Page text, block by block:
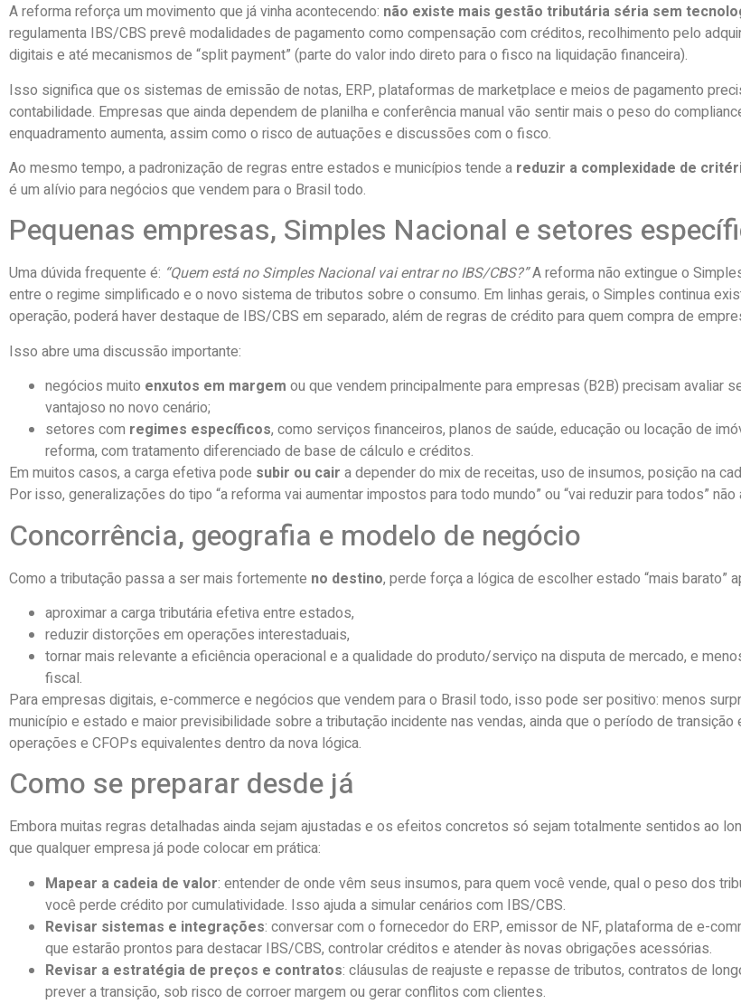
A reforma reforça um movimento que já vinha acontecendo: não existe mais gestão tributária séria sem
regulamenta IBS/CBS prevê modalidades de pagamento como compensação com créditos, recolhimento pelo
digitais e até mecanismos de “split payment” (parte do valor indo direto para o fisco na liquidação financeira).
Isso significa que os sistemas de emissão de notas, ERP, plataformas de marketplace e meios de pagamento
contabilidade. Empresas que ainda dependem de planilha e conferência manual vão sentir mais o peso do
enquadramento aumenta, assim como o risco de autuações e discussões com o fisco.
Ao mesmo tempo, a padronização de regras entre estados e municípios tende a reduzir a complexidade de
é um alívio para negócios que vendem para o Brasil todo.
Pequenas empresas, Simples Nacional e setores
Uma dúvida frequente é: “Quem está no Simples Nacional vai entrar no IBS/CBS?”A reforma não extingue o
entre o regime simplificado e o novo sistema de tributos sobre o consumo. Em linhas gerais, o Simples continua
operação, poderá haver destaque de IBS/CBS em separado, além de regras de crédito para quem compra de
Isso abre uma discussão importante:
negócios muito enxutos em margem ou que vendem principalmente para empresas (B2B) precisam avaliar
vantajoso no novo cenário;
setores com regimes específicos, como serviços financeiros, planos de saúde, educação ou locação de
reforma, com tratamento diferenciado de base de cálculo e créditos.
Em muitos casos, a carga efetiva pode subir ou cair a depender do mix de receitas, uso de insumos, posição na
Por isso, generalizações do tipo “a reforma vai aumentar impostos para todo mundo” ou “vai reduzir para todos”
Concorrência, geografia e modelo de negócio
Como a tributação passa a ser mais fortemente no destino, perde força a lógica de escolher estado “mais barato”
aproximar a carga tributária efetiva entre estados,
reduzir distorções em operações interestaduais,
tornar mais relevante a eficiência operacional e a qualidade do produto/serviço na disputa de mercado, e
fiscal.
Para empresas digitais, e-commerce e negócios que vendem para o Brasil todo, isso pode ser positivo: menos
município e estado e maior previsibilidade sobre a tributação incidente nas vendas, ainda que o período de
operações e CFOPs equivalentes dentro da nova lógica.
Como se preparar desde já
Embora muitas regras detalhadas ainda sejam ajustadas e os efeitos concretos só sejam totalmente sentidos ao
que qualquer empresa já pode colocar em prática:
Mapear a cadeia de valor: entender de onde vêm seus insumos, para quem você vende, qual o peso dos
você perde crédito por cumulatividade. Isso ajuda a simular cenários com IBS/CBS.
Revisar sistemas e integrações: conversar com o fornecedor do ERP, emissor de NF, plataforma de e-
que estarão prontos para destacar IBS/CBS, controlar créditos e atender às novas obrigações acessórias.
Revisar a estratégia de preços e contratos: cláusulas de reajuste e repasse de tributos, contratos de
prever a transição, sob risco de corroer margem ou gerar conflitos com clientes.